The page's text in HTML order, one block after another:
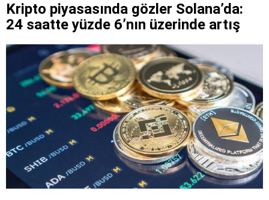
Kripto piyasasında gözler Solana’da:
24 saatte yüzde 6’nın üzerinde artış